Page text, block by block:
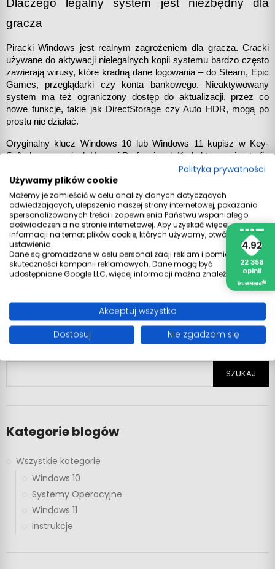
4.92
22 358
opinii
Dlaczego legalny system jest niezbędny dla
gracza
Piracki Windows jest realnym zagrożeniem dla gracza. Cracki
używane do aktywacji nielegalnych kopii systemu bardzo często
zawierają wirusy, które kradną dane logowania – do Steam, Epic
Games, przeglądarki czy konta bankowego. Nieaktywowany
system ma też ograniczony dostęp do aktualizacji, przez co
nowe funkcje, takie jak DirectStorage czy Auto HDR, mogą po
prostu nie działać.
Oryginalny klucz Windows 10 lub Windows 11 kupisz w Key-
Soft.pl – w wersjach Home i Professional. Kod aktywacyjny trafia
na e-mail kilka minut po zakupie, a w załączniku znajdziesz
instrukcję instalacji krok po kroku.
NOWSZY STARSZY
Wyszukiwanie blogów
SZUKAJ
Kategorie blogów
Wszystkie kategorie
Windows 10
Systemy Operacyjne
Windows 11
Instrukcje
Polityka prywatności
Używamy plików cookie
Możemy je zamieścić w celu analizy danych dotyczących
odwiedzających, ulepszenia naszej strony internetowej, pokazania
spersonalizowanych treści i zapewnienia Państwu wspaniałego
doświadczenia na stronie internetowej. Aby uzyskać więcej
informacji na temat plików cookie, których używamy, otwórz
ustawienia.
Dane są gromadzone w celu personalizacji reklam i pomiaru
skuteczności kampanii reklamowych. Dane mogą być
udostępniane Google LLC, więcej informacji można znaleźć
tutaj.
Akceptuj wszystko
Dostosuj
Nie zgadzam się